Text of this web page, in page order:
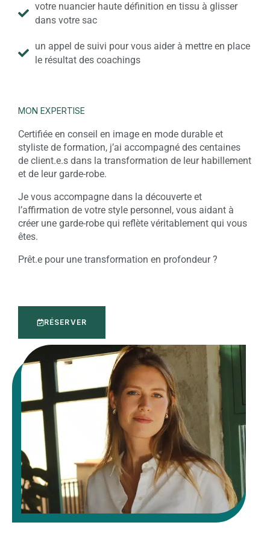
votre nuancier haute définition en tissu à glisser
dans votre sac
un appel de suivi pour vous aider à mettre en place
le résultat des coachings
MON EXPERTISE
Certifiée en conseil en image en mode durable et
styliste de formation, j’ai accompagné des centaines
de client.e.s dans la transformation de leur habillement
et de leur garde-robe.
Je vous accompagne dans la découverte et
l’affirmation de votre style personnel, vous aidant à
créer une garde-robe qui reflète véritablement qui vous
êtes.
Prêt.e pour une transformation en profondeur ?
RÉSERVER